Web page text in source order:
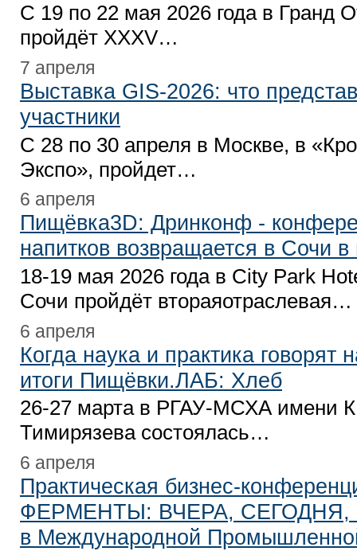
С 19 по 22 мая 2026 года в Гранд
пройдёт XXXV…
7 апреля
Выставка GIS-2026: что
участники
С 28 по 30 апреля в Москве, в
Экспо», пройдет…
6 апреля
Пищёвка3D: Дринконф -
напитков возвращается в Сочи
18-19 мая 2026 года в City Park
Сочи пройдёт втораяотраслевая…
6 апреля
Когда наука и практика говорят
итоги Пищёвки.ЛАБ: Хлеб
26-27 марта в РГАУ-МСХА имени
Тимирязева состоялась…
6 апреля
Практическая бизнес-
ФЕРМЕНТЫ: ВЧЕРА, СЕГОДНЯ,
в Международной